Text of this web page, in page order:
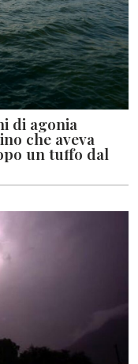
di agonia
che aveva
un tuffo dal